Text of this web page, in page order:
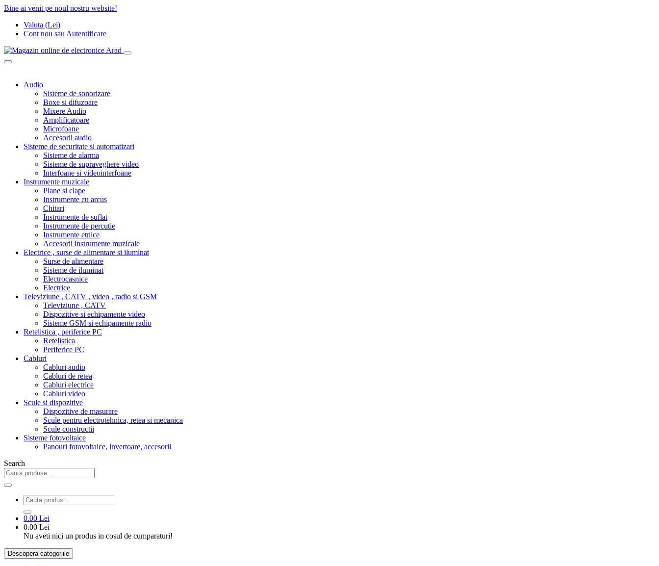
Bine ai venit pe noul nostru website!
Valuta (Lei)
Cont nou sau Autentificare
Audio
Sisteme de sonorizare
Boxe si difuzoare
Mixere Audio
Amplificatoare
Microfoane
Accesorii audio
Sisteme de securitate si automatizari
Sisteme de alarma
Sisteme de supraveghere video
Interfoane si videointerfoane
Instrumente muzicale
Piane si clape
Instrumente cu arcus
Chitari
Instrumente de suflat
Instrumente de percutie
Instrumente etnice
Accesorii instrumente muzicale
Electrice , surse de alimentare si iluminat
Surse de alimentare
Sisteme de iluminat
Electrocasnice
Electrice
Televiziune , CATV , video , radio si GSM
Televiziune , CATV
Dispozitive si echipamente video
Sisteme GSM si echipamente radio
Retelistica , periferice PC
Retelistica
Periferice PC
Cabluri
Cabluri audio
Cabluri de retea
Cabluri electrice
Cabluri video
Scule si dispozitive
Dispozitive de masurare
Scule pentru electrotehnica, retea si mecanica
Scule constructii
Sisteme fotovoltaice
Panouri fotovoltaice, invertoare, accesorii
Search
0.00 Lei
0.00 Lei
Nu aveti nici un produs in cosul de cumparaturi!
Descopera categoriile